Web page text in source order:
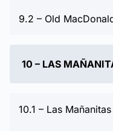
9.2 – Old
10 – LAS
10.1 – Las Mañanitas